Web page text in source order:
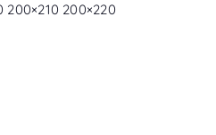
200×210 200×220